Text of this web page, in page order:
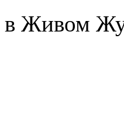
в Живом